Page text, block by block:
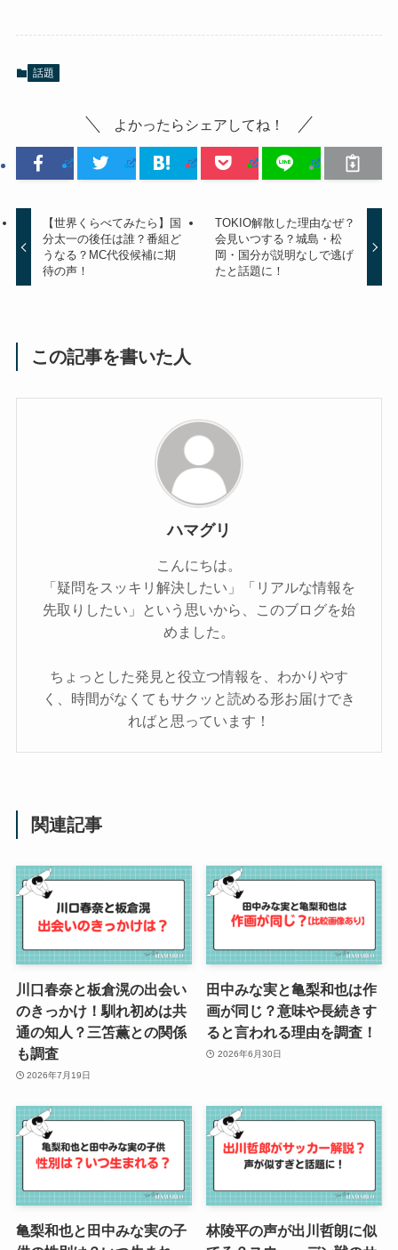
話題
よかったらシェアしてね！
【世界くらべてみたら】国
分太一の後任は誰？番組ど
うなる？MC代役候補に期
待の声！
TOKIO解散した理由なぜ？
会見いつする？城島・松
岡・国分が説明なしで逃げ
たと話題に！
この記事を書いた人
ハマグリ
こんにちは。
「疑問をスッキリ解決したい」「リアルな情報を
先取りしたい」という思いから、このブログを始
めました。
ちょっとした発見と役立つ情報を、わかりやす
く、時間がなくてもサクッと読める形お届けでき
ればと思っています！
関連記事
川口春奈と板倉滉の出会い
のきっかけ！馴れ初めは共
通の知人？三笘薫との関係
も調査
2026年7月19日
田中みな実と亀梨和也は作
画が同じ？意味や長続きす
ると言われる理由を調査！
2026年6月30日
亀梨和也と田中みな実の子
林陵平の声が出川哲朗に似